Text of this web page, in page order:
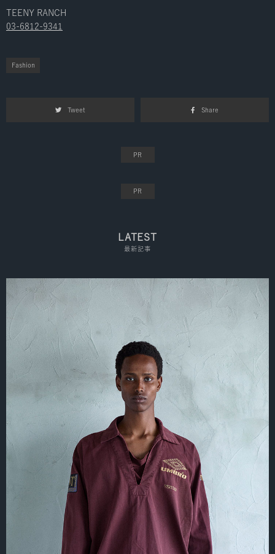
TEENY RANCH
03-6812-9341
Fashion
Tweet Share
LATEST
最新記事